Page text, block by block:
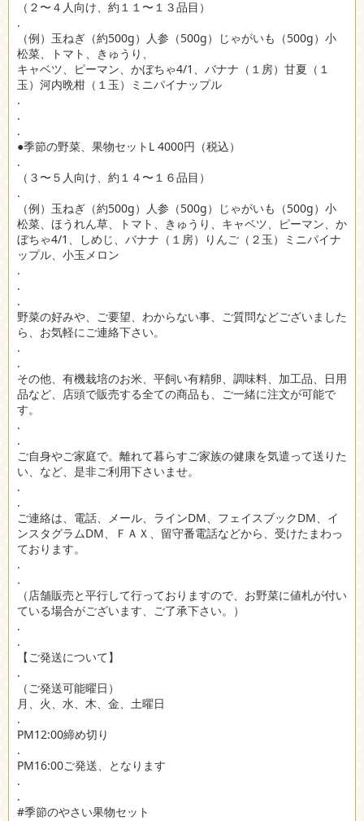
（２〜４人向け、約１１〜１３品目）
.
（例）玉ねぎ（約500g）人参（500g）じゃがいも（500g）小
松菜、トマト、きゅうり、
キャベツ、ピーマン、かぼちゃ4/1、バナナ（１房）甘夏（１
玉）河内晩柑（１玉）ミニパイナップル
.
.
.
●季節の野菜、果物セットL 4000円（税込）
.
（３〜５人向け、約１４〜１６品目）
.
（例）玉ねぎ（約500g）人参（500g）じゃがいも（500g）小
松菜、ほうれん草、トマト、きゅうり、キャベツ、ピーマン、か
ぼちゃ4/1、しめじ、バナナ（１房）りんご（２玉）ミニパイナ
ップル、小玉メロン
.
.
.
野菜の好みや、ご要望、わからない事、ご質問などございました
ら、お気軽にご連絡下さい。
.
.
その他、有機栽培のお米、平飼い有精卵、調味料、加工品、日用
品など、店頭で販売する全ての商品も、ご一緒に注文が可能で
す。
.
.
ご自身やご家庭で。離れて暮らすご家族の健康を気遣って送りた
い、など、是非ご利用下さいませ。
.
.
ご連絡は、電話、メール、ラインDM、フェイスブックDM、イ
ンスタグラムDM、ＦＡＸ、留守番電話などから、受けたまわっ
ております。
.
.
（店舗販売と平行して行っておりますので、お野菜に値札が付い
ている場合がございます、ご了承下さい。）
.
.
【ご発送について】
.
（ご発送可能曜日）
月、火、水、木、金、土曜日
.
PM12:00締め切り
.
PM16:00ご発送、となります
.
.
#季節のやさい果物セット